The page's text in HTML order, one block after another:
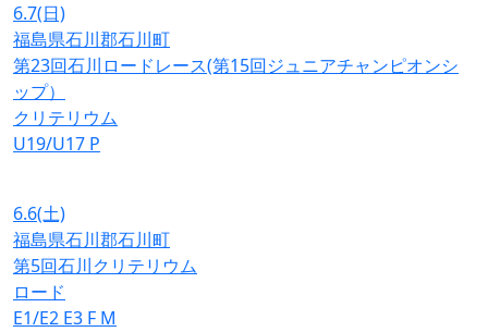
6.7(日)
福島県石川郡石川町
第23回石川ロードレース(第15回ジュニアチャンピオンシ
ップ）
クリテリウム
U19/U17 P
6.6(土)
福島県石川郡石川町
第5回石川クリテリウム
ロード
E1/E2 E3 F M